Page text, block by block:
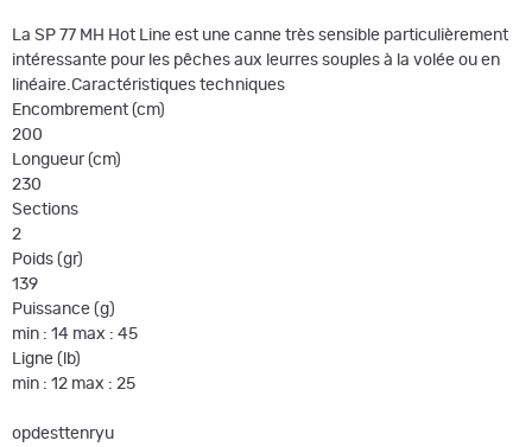
La SP 77 MH Hot Line est une canne très sensible particulièrement
intéressante pour les pêches aux leurres souples à la volée ou en
linéaire.Caractéristiques techniques
Encombrement (cm)
200
Longueur (cm)
230
Sections
2
Poids (gr)
139
Puissance (g)
min : 14 max : 45
Ligne (lb)
min : 12 max : 25
opdesttenryu